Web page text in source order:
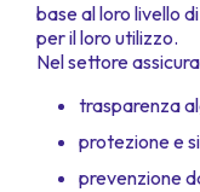
base al loro livello
per il loro utilizzo.
Nel settore
trasparenza
protezione e
prevenzione